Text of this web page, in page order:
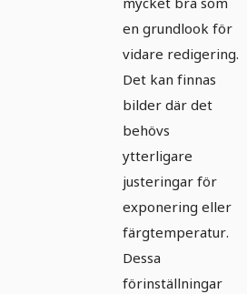
en grundlook för
vidare redigering.
Det kan finnas
bilder där det
behövs
ytterligare
justeringar för
exponering eller
färgtemperatur.
Dessa
förinställningar